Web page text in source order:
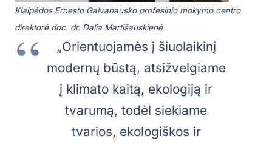
Klaipėdos Ernesto Galvanausko profesinio mokymo centro
direktorė doc. dr. Dalia Martišauskienė
„Orientuojamės į šiuolaikinį
modernų būstą, atsižvelgiame
į klimato kaitą, ekologiją ir
tvarumą, todėl siekiame
tvarios, ekologiškos ir